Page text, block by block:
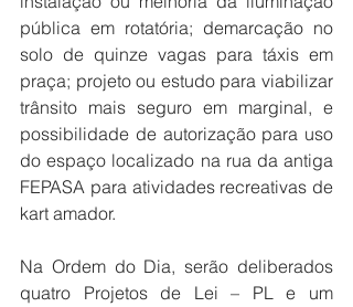
pública em rotatória; demarcação no
solo de quinze vagas para táxis em
praça; projeto ou estudo para viabilizar
trânsito mais seguro em marginal, e
possibilidade de autorização para uso
do espaço localizado na rua da antiga
FEPASA para atividades recreativas de
kart amador.
Na Ordem do Dia, serão deliberados
quatro Projetos de Lei – PL e um